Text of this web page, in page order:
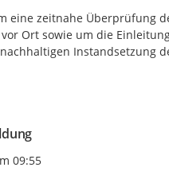
eine zeitnahe Überprüfung
Ort sowie um die
Instandsetzung
Erstellens
09:55